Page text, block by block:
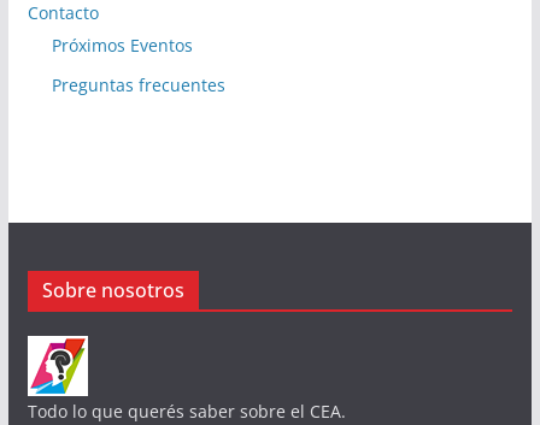
Contacto
Próximos Eventos
Preguntas frecuentes
Sobre nosotros
Todo lo que querés saber sobre el CEA.